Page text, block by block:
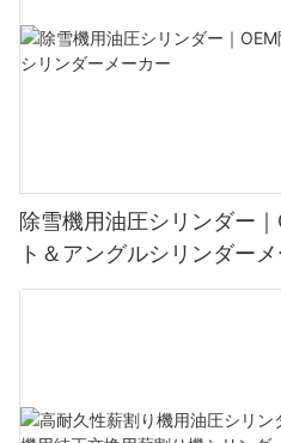
除雪機用油圧シリンダー
ト＆アングルシリンダー